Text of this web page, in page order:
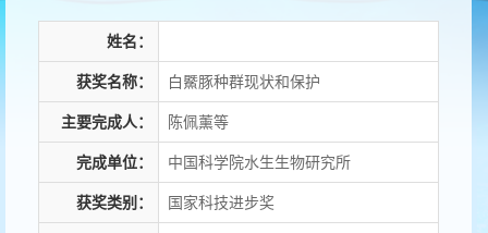
姓名：
获奖名称： 白鱀豚种群现状和保护
主要完成人： 陈佩薰等
完成单位： 中国科学院水生生物研究所
获奖类别： 国家科技进步奖